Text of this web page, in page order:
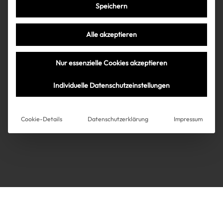
Über uns Kooperationen
AGB
Über uns
Kooperationen
Instagram
Très Click
Impressum
AGB
Speichern
Alle akzeptieren
Nur essenzielle Cookies akzeptieren
Individuelle Datenschutzeinstellungen
Cookie-Details Datenschutzerklärung Impressum